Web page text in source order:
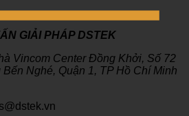
GIẢI PHÁP DSTEK
Vincom Center Đồng Khởi, Số 72
Nghé, Quận 1, TP Hồ Chí Minh